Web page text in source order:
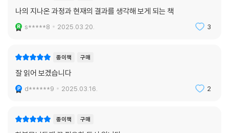
공적인 인생을 살아가기 위한 근본적인 힘을 키우는 법을 제시한다고 할
수 있다.
나의 지나온 과정과 현재의 결과를 생각해 보게 되는 책
s*****8 2025.03.20. 3
종이책 구매
잘 읽어 보겠습니다
d******9 2025.03.16. 2
종이책 구매